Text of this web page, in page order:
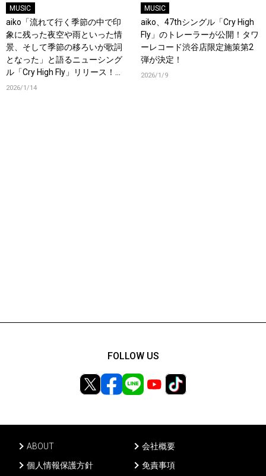
MUSIC
aiko「流れて行く季節の中で印
象に残った夜空や雨といった情
景、そして季節の移ろいが歌詞
となった」と語るニューシング
ル「Cry High Fly」リリース！オ
フィシャルインタビューも公
2026/1/14
MUSIC
aiko、47thシングル「Cry High
Fly」のトレーラーが公開！タワ
ーレコード渋谷店限定施策第2
弾が決定！
2026/1/9
ABOUT
会社概要
個人情報保護方針
免責事項
FOLLOW US